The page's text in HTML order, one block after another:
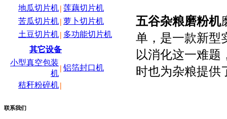
地瓜切片机| 莲藕切片机
苦瓜切片机| 萝卜切片机
土豆切片机| 多功能切片机
其它设备
小型真空包装
机
| 铝箔封口机
秸秆粉碎机|
联系我们
五谷杂粮磨粉机
单，是一款新型
以消化这一难题
时也为杂粮提供